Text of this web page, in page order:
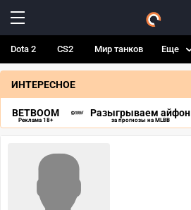
Dota 2 CS2 Мир танков Еще
ИНТЕРЕСНОЕ
BETBOOM
Реклама 18+
Разыгрываем айфон
за прогнозы на MLBB